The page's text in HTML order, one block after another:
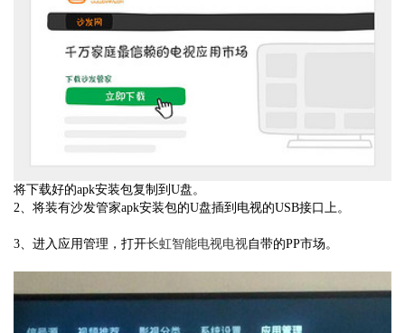
将下载好的apk安装包复制到U盘。
2、将装有沙发管家apk安装包的U盘插到电视的USB接口上。
3、进入应用管理，打开长虹智能电视电视自带的PP市场。